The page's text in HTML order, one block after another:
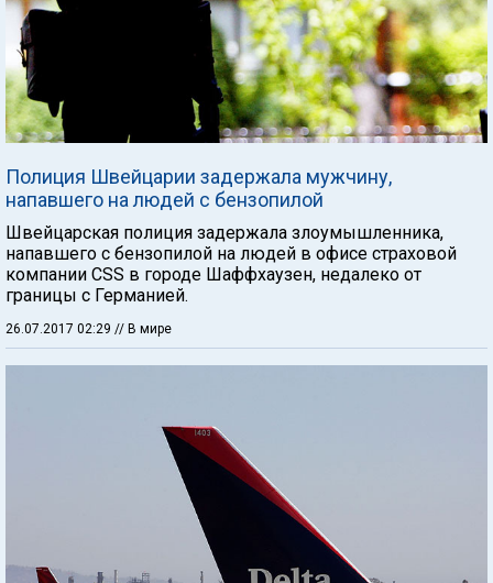
Полиция Швейцарии задержала мужчину,
напавшего на людей с бензопилой
Швейцарская полиция задержала злоумышленника,
напавшего с бензопилой на людей в офисе страховой
компании CSS в городе Шаффхаузен, недалеко от
границы с Германией.
26.07.2017 02:29 // В мире